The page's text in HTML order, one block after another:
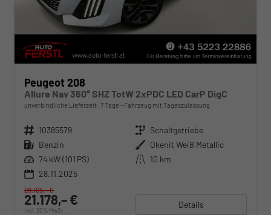
Peugeot 208
Allure Nav 360° SHZ TotW 2xPDC LED CarP DigC
unverbindliche Lieferzeit: 7 Tage Fahrzeug mit Tageszulassung
Fahrzeugnr. 10385579 Getriebe Schaltgetriebe
Kraftstoff Benzin Außenfarbe Okenit Weiß Metallic
Leistung 74 kW (101 PS) Kilometerstand 10 km
28.11.2025
21.178,– €
incl. 20% MwSt.
28.165,– €
Details